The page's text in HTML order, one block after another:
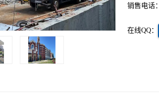
销售电话：
在线QQ：